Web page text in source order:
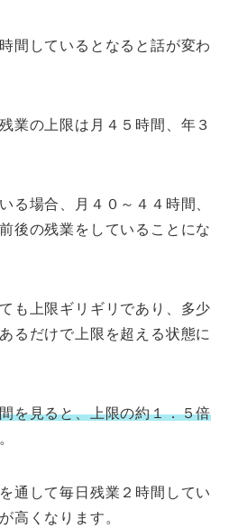
間しているとなると話が変わ
業の上限は月４５時間、年３
る場合、月４０～４４時間、
後の残業をしていることにな
も上限ギリギリであり、多少
るだけで上限を超える状態に
を見ると、上限の約１．５倍
。
通して毎日残業２時間してい
高くなります。